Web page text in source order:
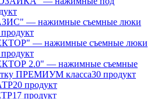
— нажимные съемные люки
— нажимные съемные люки
2.0" — нажимные съемные
ПРЕМИУМ класса30 продукт
20 продукт
17 продукт